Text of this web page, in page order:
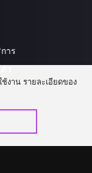
าร
งาน รายละเอียดของ